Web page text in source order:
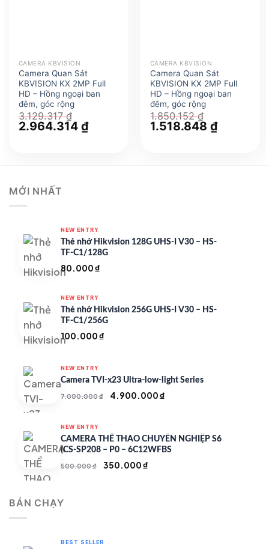
CAMERA KBVISION
Camera Quan Sát
KBVISION KX 2MP Full
HD – Hồng ngoại ban
đêm, góc rộng
3.129.317₫
Giá
gốc
2.964.314 ₫Giá
hiện
CAMERA KBVISION
Camera Quan Sát
KBVISION KX 2MP Full
HD – Hồng ngoại ban
đêm, góc rộng
1.850.152₫
Giá
gốc
1.518.848 ₫Giá
hiện
MỚI NHẤT
NEW ENTRY
Thẻ nhớ Hikvision 128G UHS-I V30 – HS-
TF-C1/128G
80.000₫
NEW ENTRY
Thẻ nhớ Hikvision 256G UHS-I V30 – HS-
TF-C1/256G
100.000₫
NEW ENTRY
Camera TVI-x23 Ultra-low-light Series
7.000.000₫
Giá
7.000.000 ₫.
4.900.000₫
là:
4.900.000 ₫.
NEW ENTRY
CAMERA THỂ THAO CHUYÊN NGHIỆP S6
(CS-SP208 – P0 – 6C12WFBS
500.000₫
Giá
350.000₫
BÁN CHẠY
BEST SELLER